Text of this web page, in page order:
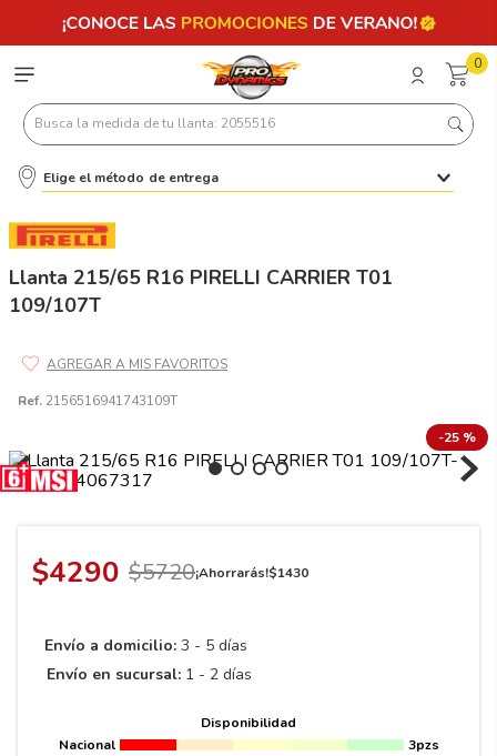
0
Busca la medida de tu llanta: 2055516
Elige el método de entrega
Llanta 215/65 R16 PIRELLI CARRIER T01
109/107T
Ref. 2156516941743109T
-25 %
$4290 $5720¡Ahorrarás!$1430
Envío a domicilio: 3 - 5 días
Envío en sucursal: 1 - 2 días
Disponibilidad
Nacional
3pzs
Términos más buscados
7.245
10.
265